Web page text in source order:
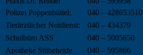
Polizei Poppenbüttel:
040 – 428653510
Tierärztlicher Notdienst:
040 – 434379
Schulbüro ASS
040 – 5005650
Apotheke Stübeheide
040 – 595866